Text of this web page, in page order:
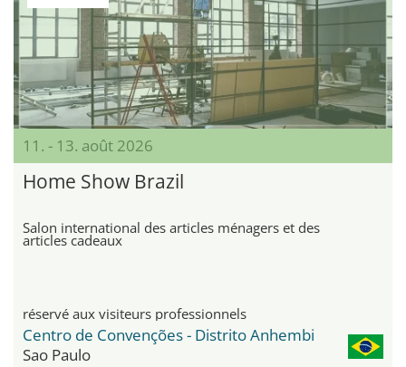
11. - 13. août 2026
Home Show Brazil
Salon international des articles ménagers et des
articles cadeaux
réservé aux visiteurs professionnels
Centro de Convenções - Distrito Anhembi
Sao Paulo